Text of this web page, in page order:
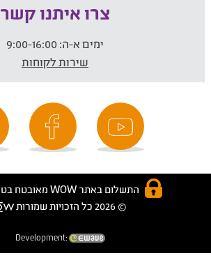
צרו איתנו קשר
ימים א-ה:
שירות לקוחות
התשלום באתר WOW מאובטח בטכנולוגית SSL
© 2026 כל הזכויות שמורות
Development: